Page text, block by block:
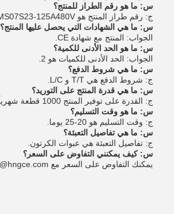
س: ما هو رقم الطراز للمنتج؟
ج: رقم طراز المنتج هو RBMS07S23-125A480V.
س: ما هي الشهادات التي يحصل عليها المنتج؟
الجواب: المنتج مع شهادة CE.
س: ما هو الحد الأدنى للكمية؟
الجواب: الحد الأدنى للكميات هو 2.
س: ما هي شروط الدفع؟
ج: شروط الدفع هي T/T و L/C.
س: ما هي قدرة المنتج على التوريد؟
ج: القدرة على توفير المنتج 1000 قطعة شهرياً.
س: ما هو وقت التسليم؟
ج: وقت التسليم هو 20-25 يوما.
س: ما هي تفاصيل التعبئة؟
ج: تفاصيل التعبئة هي عبوات الكرتون.
س: كيف يمكنني التفاوض على السعر؟
يمكنك التفاوض على السعر مع jeffreyth@hngce.com